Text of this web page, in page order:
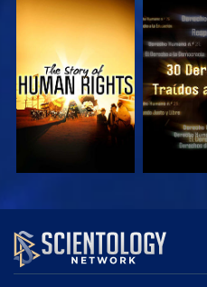
VE VE
VE